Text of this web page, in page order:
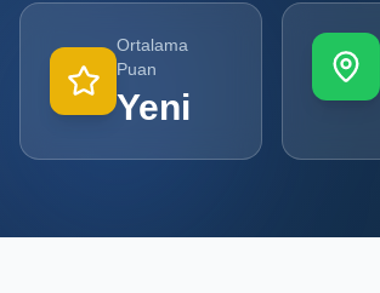
POPÜLER
KATEGORILER
Şişe ve Kavanoz Üreticileri
Ambalaj Üreticileri
Ortalama
Puan
Yeni